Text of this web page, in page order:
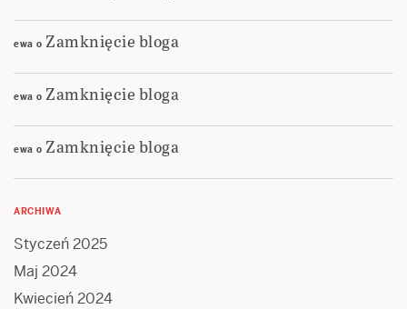
ewa o Zamknięcie bloga
ewa o Zamknięcie bloga
ewa o Zamknięcie bloga
ARCHIWA
Styczeń 2025
Maj 2024
Kwiecień 2024